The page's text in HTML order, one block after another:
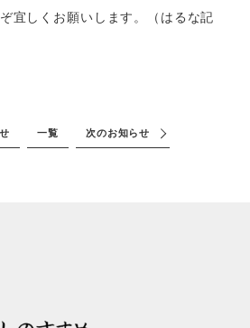
宜しくお願いします。（はるな記
一覧 次のお知らせ